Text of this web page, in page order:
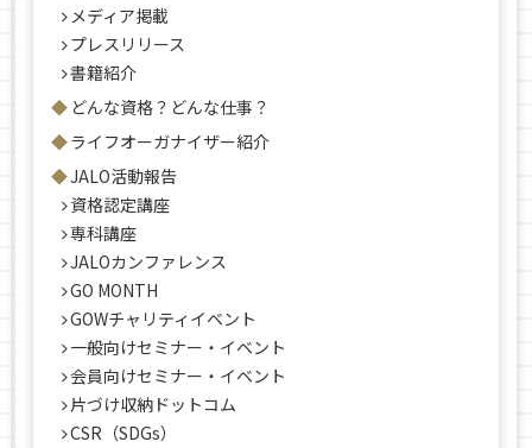
メディア掲載
プレスリリース
書籍紹介
どんな資格？どんな仕事？
ライフオーガナイザー紹介
JALO活動報告
資格認定講座
専科講座
JALOカンファレンス
GO MONTH
GOWチャリティイベント
一般向けセミナー・イベント
会員向けセミナー・イベント
片づけ収納ドットコム
CSR（SDGs）